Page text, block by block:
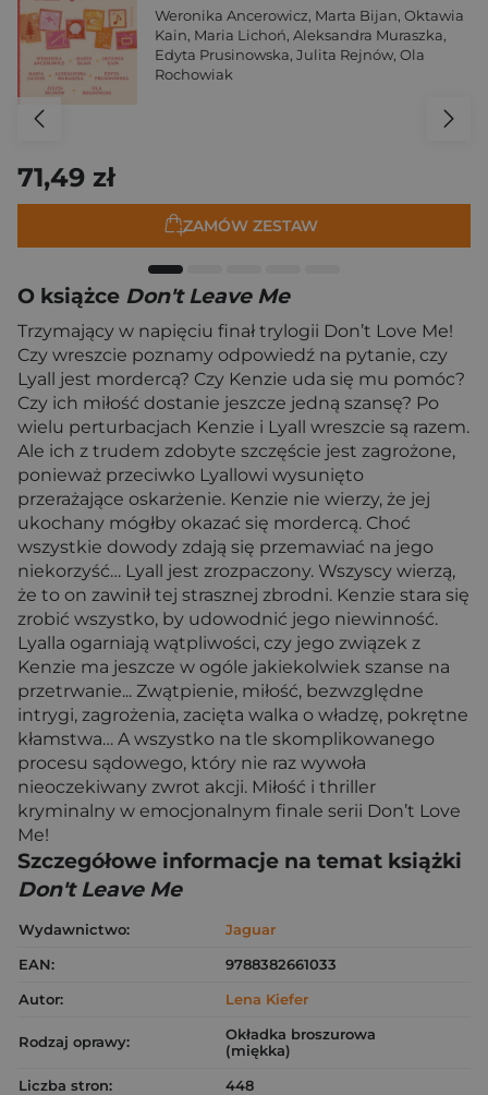
Weronika Ancerowicz, Marta Bijan, Oktawia
Kain, Maria Lichoń, Aleksandra Muraszka,
Edyta Prusinowska, Julita Rejnów, Ola
Rochowiak
71,49 zł
ZAMÓW ZESTAW
O książce Don't Leave Me
Trzymający w napięciu finał trylogii Don’t Love Me!
Czy wreszcie poznamy odpowiedź na pytanie, czy
Lyall jest mordercą? Czy Kenzie uda się mu pomóc?
Czy ich miłość dostanie jeszcze jedną szansę? Po
wielu perturbacjach Kenzie i Lyall wreszcie są razem.
Ale ich z trudem zdobyte szczęście jest zagrożone,
ponieważ przeciwko Lyallowi wysunięto
przerażające oskarżenie. Kenzie nie wierzy, że jej
ukochany mógłby okazać się mordercą. Choć
wszystkie dowody zdają się przemawiać na jego
niekorzyść… Lyall jest zrozpaczony. Wszyscy wierzą,
że to on zawinił tej strasznej zbrodni. Kenzie stara się
zrobić wszystko, by udowodnić jego niewinność.
Lyalla ogarniają wątpliwości, czy jego związek z
Kenzie ma jeszcze w ogóle jakiekolwiek szanse na
przetrwanie... Zwątpienie, miłość, bezwzględne
intrygi, zagrożenia, zacięta walka o władzę, pokrętne
kłamstwa… A wszystko na tle skomplikowanego
procesu sądowego, który nie raz wywoła
nieoczekiwany zwrot akcji. Miłość i thriller
kryminalny w emocjonalnym finale serii Don’t Love
Me!
Szczegółowe informacje na temat książki
Don't Leave Me
Wydawnictwo:
Jaguar
EAN:
9788382661033
Autor:
Lena Kiefer
Rodzaj oprawy:
Okładka broszurowa
(miękka)
Liczba stron:
448